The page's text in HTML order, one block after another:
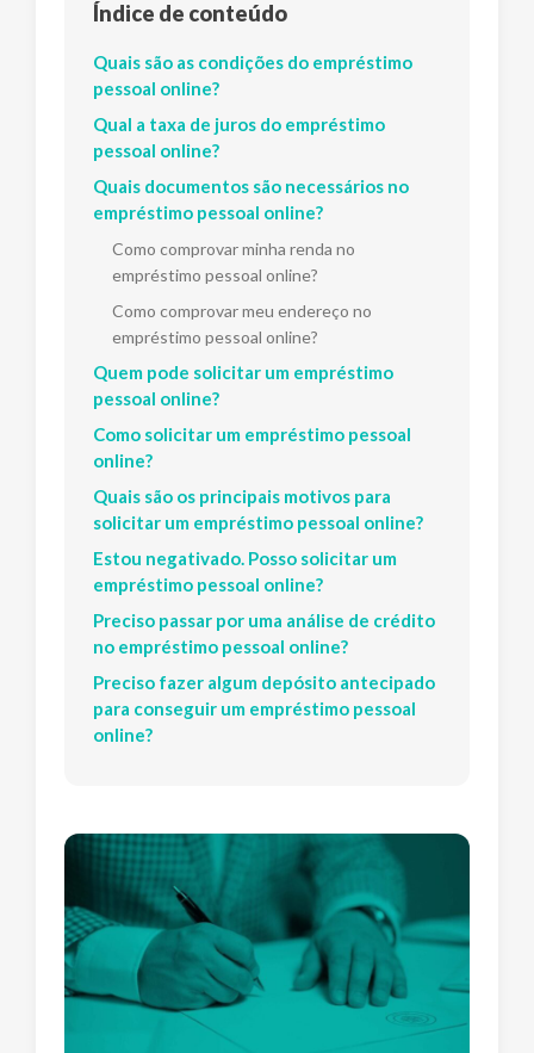
Índice de conteúdo
Quais são as condições do empréstimo
pessoal online?
Qual a taxa de juros do empréstimo
pessoal online?
Quais documentos são necessários no
empréstimo pessoal online?
Como comprovar minha renda no
empréstimo pessoal online?
Como comprovar meu endereço no
empréstimo pessoal online?
Quem pode solicitar um empréstimo
pessoal online?
Como solicitar um empréstimo pessoal
online?
Quais são os principais motivos para
solicitar um empréstimo pessoal online?
Estou negativado. Posso solicitar um
empréstimo pessoal online?
Preciso passar por uma análise de crédito
no empréstimo pessoal online?
Preciso fazer algum depósito antecipado
para conseguir um empréstimo pessoal
online?